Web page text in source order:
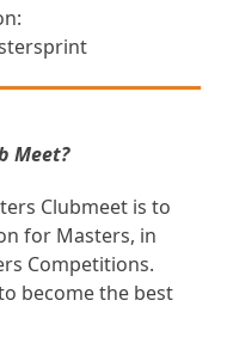
Meet?
Clubmeet is to
for Masters, in
Competitions.
become the best